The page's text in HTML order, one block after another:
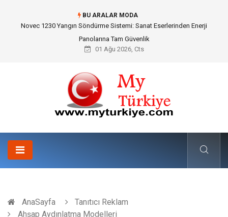
BU ARALAR MODA
Skoda Yedek Parça Seçiminde Teknik Uyumluluk ve Sürüş Konforu
01 Ağu 2026, Cts
AnaSayfa
Tanıtıcı Reklam
Ahşap Aydınlatma Modelleri